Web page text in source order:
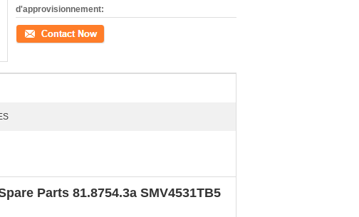
d'approvisionnement:
Contact
Parts 81.8754.3a SMV4531TB5